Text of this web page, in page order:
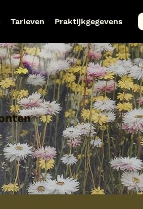
Tarieven Praktijkgegevens